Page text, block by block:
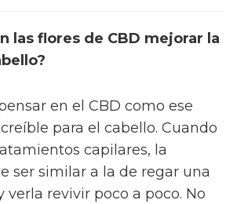
las flores de CBD mejorar la
en el CBD como ese
para el cabello. Cuando
capilares, la
ser similar a la de regar una
verla revivir poco a poco. No